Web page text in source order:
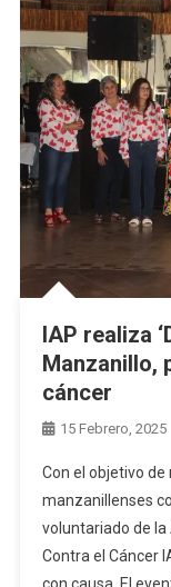
IAP realiza
Manzanillo,
cáncer
15 Febrero, 2025
Con el objetivo
manzanillenses
voluntariado de la
Contra el Cáncer